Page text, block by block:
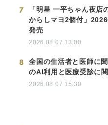
7
「明星 一平ちゃん夜店
からしマヨ2個付」
発売
2026.08.07 13:00
8
全国の生活者と医師に
のAI利用と医療受診に
2026.08.07 15:30